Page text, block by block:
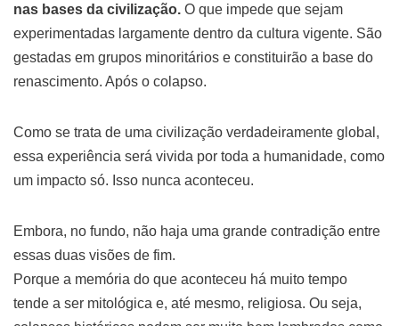
nas bases da civilização. O que impede que sejam
experimentadas largamente dentro da cultura vigente. São
gestadas em grupos minoritários e constituirão a base do
renascimento. Após o colapso.
Como se trata de uma civilização verdadeiramente global,
essa experiência será vivida por toda a humanidade, como
um impacto só. Isso nunca aconteceu.
Embora, no fundo, não haja uma grande contradição entre
essas duas visões de fim.
Porque a memória do que aconteceu há muito tempo
tende a ser mitológica e, até mesmo, religiosa. Ou seja,